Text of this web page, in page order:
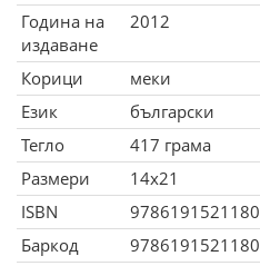
Година на
издаване
2012
Корици
меки
Език
български
Тегло
417 грама
Размери
14x21
ISBN
9786191521180
Баркод
9786191521180